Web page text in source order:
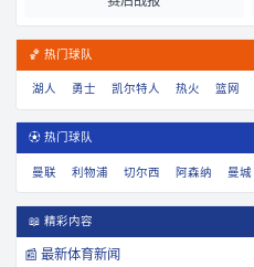
🏀 热门球队
湖人 勇士 凯尔特人 热火 篮网
⚽ 热门球队
曼联 利物浦 切尔西 阿森纳 曼城
📖 精彩内容
📰 最新体育新闻